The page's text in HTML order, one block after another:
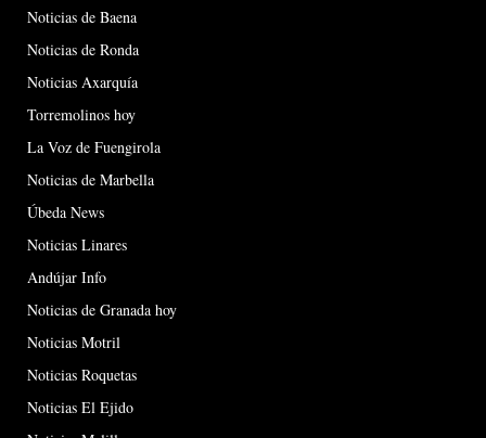
Noticias de Baena
Noticias de Ronda
Noticias Axarquía
Torremolinos hoy
La Voz de Fuengirola
Noticias de Marbella
Úbeda News
Noticias Linares
Andújar Info
Noticias de Granada hoy
Noticias Motril
Noticias Roquetas
Noticias El Ejido